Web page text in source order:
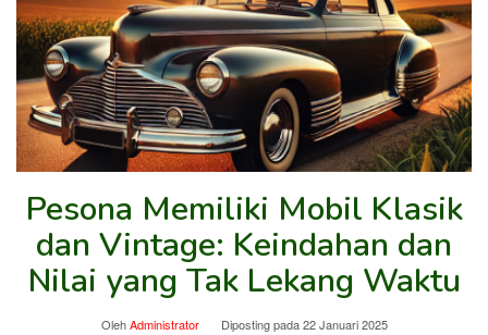
Pesona Memiliki Mobil Klasik
dan Vintage: Keindahan dan
Nilai yang Tak Lekang Waktu
OlehAdministrator Diposting pada22 Januari 2025